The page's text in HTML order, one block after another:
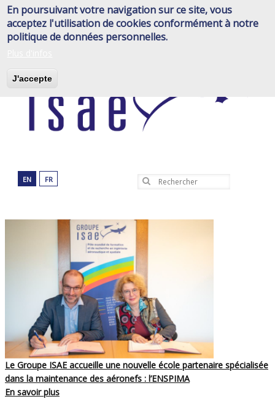
En poursuivant votre navigation sur ce site, vous
acceptez l'utilisation de cookies conformément à notre
politique de données personnelles.
J'accepte
Aller
au
contenu
principal
EN FR Rechercher
Le Groupe ISAE accueille une nouvelle école partenaire spécialisée
dans la maintenance des aéronefs : l’ENSPIMA
En savoir plus